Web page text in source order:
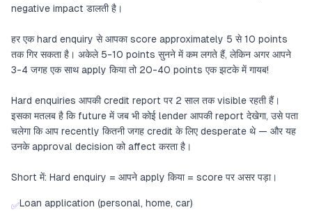
negative impact डालती है।
हर एक hard enquiry से आपका score approximately 5 से 10 points
तक गिर सकता है। अकेले 5-10 points सुनने में कम लगते हैं, लेकिन अगर आपने
3-4 जगह एक साथ apply किया तो 20-40 points एक झटके में गायब!
Hard enquiries आपकी credit report पर 2 साल तक visible रहती हैं।
इसका मतलब है कि future में जब भी कोई lender आपकी report देखेगा, उसे पता
चलेगा कि आप recently कितनी जगह credit के लिए desperate थे — और यह
उनके approval decision को affect करता है।
Short में: Hard enquiry = आपने apply किया = score पर असर पड़ा।
✅Loan application (personal, home, car)